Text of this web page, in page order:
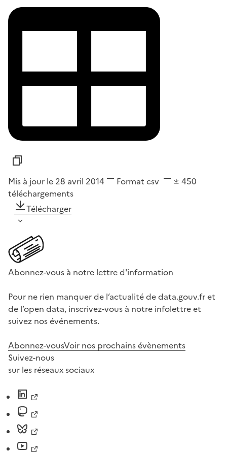
Mis à jour le 28 avril 2014 Format csv
450
téléchargements
Télécharger
Abonnez-vous à notre lettre d'information
Pour ne rien manquer de l’actualité de data.gouv.fr et
de l’open data, inscrivez-vous à notre infolettre et
suivez nos événements.
Abonnez-vousVoir nos prochains évènements
Suivez-nous
sur les réseaux sociaux